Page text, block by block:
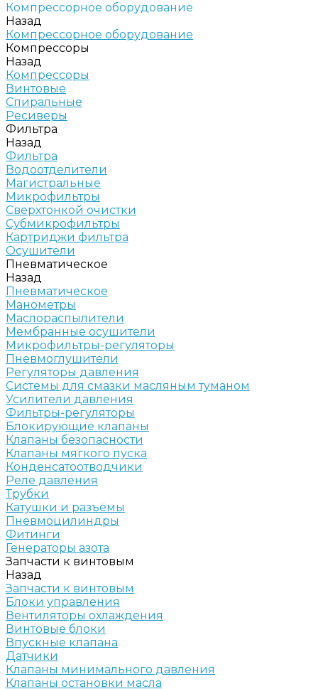
Компрессорное оборудование
Назад
Компрессорное оборудование
Компрессоры
Назад
Компрессоры
Винтовые
Спиральные
Ресиверы
Фильтра
Назад
Фильтра
Водоотделители
Магистральные
Микрофильтры
Сверхтонкой очистки
Субмикрофильтры
Картриджи фильтра
Осушители
Пневматическое
Назад
Пневматическое
Манометры
Маслораспылители
Мембранные осушители
Микрофильтры-регуляторы
Пневмоглушители
Регуляторы давления
Системы для смазки масляным туманом
Усилители давления
Фильтры-регуляторы
Блокирующие клапаны
Клапаны безопасности
Клапаны мягкого пуска
Конденсатоотводчики
Реле давления
Трубки
Катушки и разъёмы
Пневмоцилиндры
Фитинги
Генераторы азота
Запчасти к винтовым
Назад
Запчасти к винтовым
Блоки управления
Вентиляторы охлаждения
Винтовые блоки
Впускные клапана
Датчики
Клапаны минимального давления
Клапаны остановки масла